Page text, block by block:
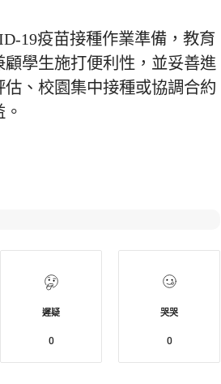
19疫苗接種作業準備，教育
學生施打便利性，並妥善進
、校園集中接種或協調合約
遲疑
0
哭哭
0